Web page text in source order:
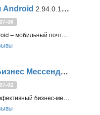
Android 2.94.0.142279
06
VK Почта для Android – мобильный почтовый клиент с умной сортировкой, быстрыми действиями по свайпу, отправкой больших файлов до 2 ГБ, надежной защитой и поддержкой множества сервисов
Compass — Бизнес Мессенджер
02
Compass — это эффективный бизнес-мессенджер для командной работы в разных отраслях. Обеспечивает групповые и личные чаты, аудио- и видеозвонки, обмен файлами и управление задачами. Включает чат-бота для автоматизации работы и службу поддержки